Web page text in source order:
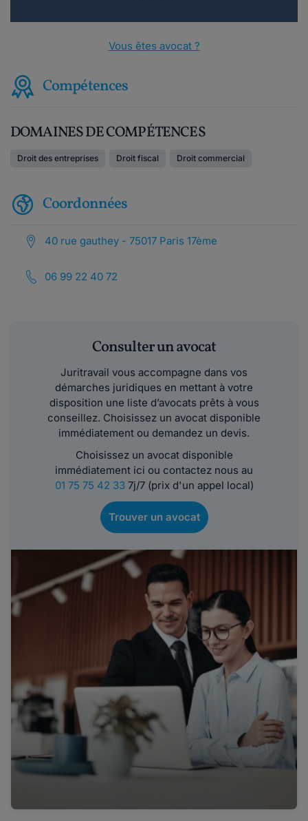
Vous êtes avocat ?
Compétences
DOMAINES DE COMPÉTENCES
Droit des entreprises Droit fiscal Droit commercial
Coordonnées
40 rue gauthey - 75017 Paris 17ème
06 99 22 40 72
Consulter un avocat
Juritravail vous accompagne dans vos
démarches juridiques en mettant à votre
disposition une liste d’avocats prêts à vous
conseillez. Choisissez un avocat disponible
immédiatement ou demandez un devis.
Choisissez un avocat disponible
immédiatement ici ou contactez nous au
01 75 75 42 337j/7 (prix d'un appel local)
Trouver un avocat